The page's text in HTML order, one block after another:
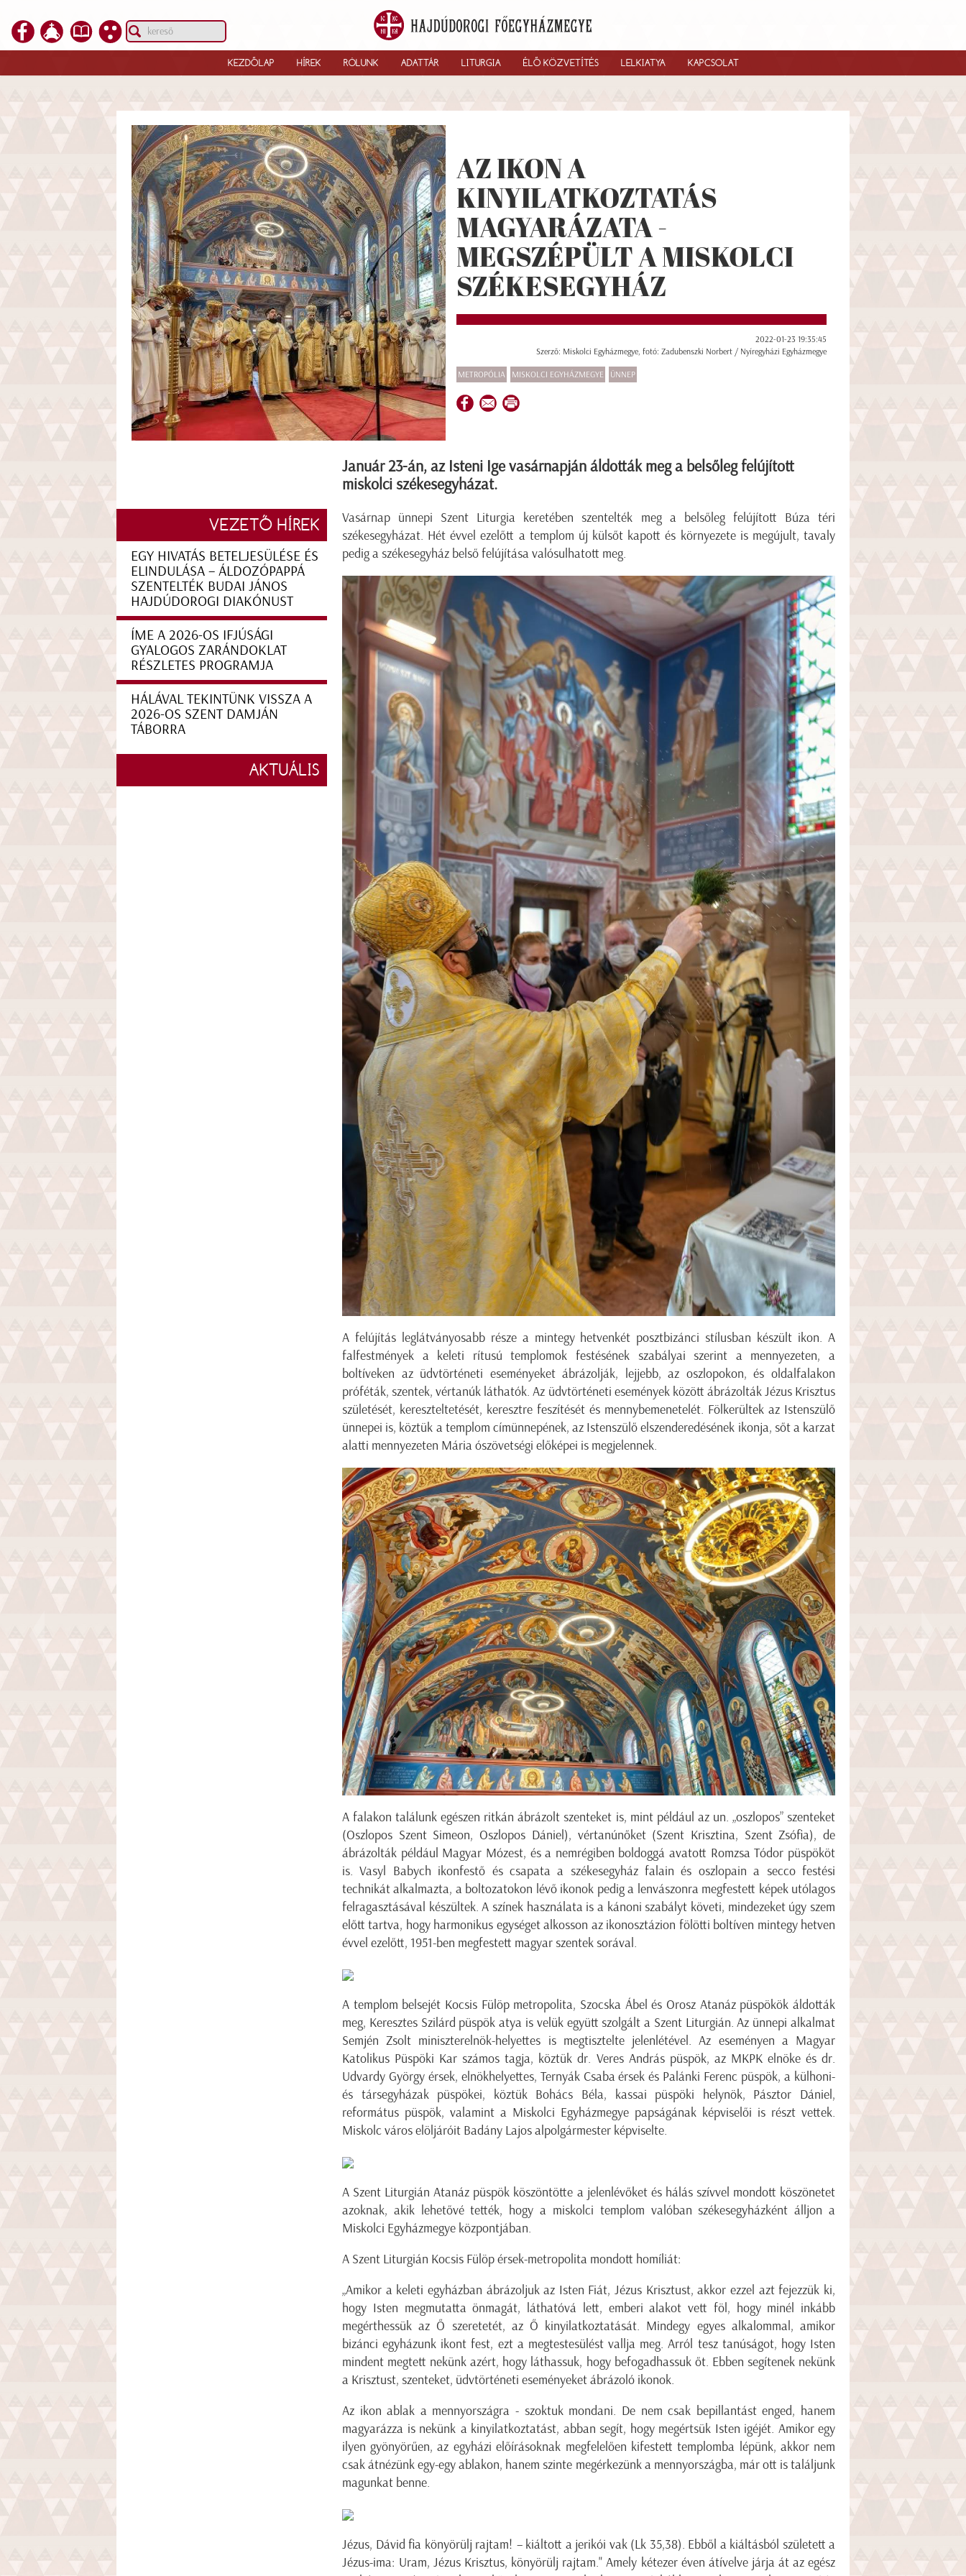
KEZDŐLAP HÍREK RÓLUNK ADATTÁR LITURGIA ÉLŐ KÖZVETÍTÉS LELKIATYA KAPCSOLAT
AZ IKON A
KINYILATKOZTATÁS
MAGYARÁZATA -
MEGSZÉPÜLT A MISKOLCI
SZÉKESEGYHÁZ
2022-01-23 19:35:45
Szerző: Miskolci Egyházmegye, fotó: Zadubenszki Norbert / Nyíregyházi Egyházmegye
METROPÓLIA MISKOLCI EGYHÁZMEGYE ÜNNEP
Január 23-án, az Isteni Ige vasárnapján áldották meg a belsőleg felújított
miskolci székesegyházat.
Vasárnap ünnepi Szent Liturgia keretében szentelték meg a belsőleg felújított Búza téri
székesegyházat. Hét évvel ezelőtt a templom új külsőt kapott és környezete is megújult, tavaly
pedig a székesegyház belső felújítása valósulhatott meg.
A felújítás leglátványosabb része a mintegy hetvenkét posztbizánci stílusban készült ikon. A
falfestmények a keleti rítusú templomok festésének szabályai szerint a mennyezeten, a
boltíveken az üdvtörténeti eseményeket ábrázolják, lejjebb, az oszlopokon, és oldalfalakon
próféták, szentek, vértanúk láthatók. Az üdvtörténeti események között ábrázolták Jézus Krisztus
születését, kereszteltetését, keresztre feszítését és mennybemenetelét. Fölkerültek az Istenszülő
ünnepei is, köztük a templom címünnepének, az Istenszülő elszenderedésének ikonja, sőt a karzat
alatti mennyezeten Mária ószövetségi előképei is megjelennek.
A falakon találunk egészen ritkán ábrázolt szenteket is, mint például az un. „oszlopos” szenteket
(Oszlopos Szent Simeon, Oszlopos Dániel), vértanúnőket (Szent Krisztina, Szent Zsófia), de
ábrázolták például Magyar Mózest, és a nemrégiben boldoggá avatott Romzsa Tódor püspököt
is. Vasyl Babych ikonfestő és csapata a székesegyház falain és oszlopain a secco festési
technikát alkalmazta, a boltozatokon lévő ikonok pedig a lenvászonra megfestett képek utólagos
felragasztásával készültek. A színek használata is a kánoni szabályt követi, mindezeket úgy szem
előtt tartva, hogy harmonikus egységet alkosson az ikonosztázion fölötti boltíven mintegy hetven
évvel ezelőtt, 1951-ben megfestett magyar szentek sorával.
A templom belsejét Kocsis Fülöp metropolita, Szocska Ábel és Orosz Atanáz püspökök áldották
meg, Keresztes Szilárd püspök atya is velük együtt szolgált a Szent Liturgián. Az ünnepi alkalmat
Semjén Zsolt miniszterelnök-helyettes is megtisztelte jelenlétével. Az eseményen a Magyar
Katolikus Püspöki Kar számos tagja, köztük dr. Veres András püspök, az MKPK elnöke és dr.
Udvardy György érsek, elnökhelyettes, Ternyák Csaba érsek és Palánki Ferenc püspök, a külhoni-
és társegyházak püspökei, köztük Bohács Béla, kassai püspöki helynök, Pásztor Dániel,
református püspök, valamint a Miskolci Egyházmegye papságának képviselői is részt vettek.
Miskolc város elöljáróit Badány Lajos alpolgármester képviselte.
A Szent Liturgián Atanáz püspök köszöntötte a jelenlévőket és hálás szívvel mondott köszönetet
azoknak, akik lehetővé tették, hogy a miskolci templom valóban székesegyházként álljon a
Miskolci Egyházmegye központjában.
A Szent Liturgián Kocsis Fülöp érsek-metropolita mondott homíliát:
„Amikor a keleti egyházban ábrázoljuk az Isten Fiát, Jézus Krisztust, akkor ezzel azt fejezzük ki,
hogy Isten megmutatta önmagát, láthatóvá lett, emberi alakot vett föl, hogy minél inkább
megérthessük az Ő szeretetét, az Ő kinyilatkoztatását. Mindegy egyes alkalommal, amikor
bizánci egyházunk ikont fest, ezt a megtestesülést vallja meg. Arról tesz tanúságot, hogy Isten
mindent megtett nekünk azért, hogy láthassuk, hogy befogadhassuk őt. Ebben segítenek nekünk
a Krisztust, szenteket, üdvtörténeti eseményeket ábrázoló ikonok.
Az ikon ablak a mennyországra - szoktuk mondani. De nem csak bepillantást enged, hanem
magyarázza is nekünk a kinyilatkoztatást, abban segít, hogy megértsük Isten igéjét. Amikor egy
ilyen gyönyörűen, az egyházi előírásoknak megfelelően kifestett templomba lépünk, akkor nem
csak átnézünk egy-egy ablakon, hanem szinte megérkezünk a mennyországba, már ott is találjunk
magunkat benne.
Jézus, Dávid fia könyörülj rajtam! – kiáltott a jerikói vak (Lk 35,38). Ebből a kiáltásból született a
Jézus-ima: Uram, Jézus Krisztus, könyörülj rajtam." Amely kétezer éven átívelve járja át az egész
VEZETŐ HÍREK
EGY HIVATÁS BETELJESÜLÉSE ÉS
ELINDULÁSA – ÁLDOZÓPAPPÁ
SZENTELTÉK BUDAI JÁNOS
HAJDÚDOROGI DIAKÓNUST
ÍME A 2026-OS IFJÚSÁGI
GYALOGOS ZARÁNDOKLAT
RÉSZLETES PROGRAMJA
HÁLÁVAL TEKINTÜNK VISSZA A
2026-OS SZENT DAMJÁN
TÁBORRA
AKTUÁLIS